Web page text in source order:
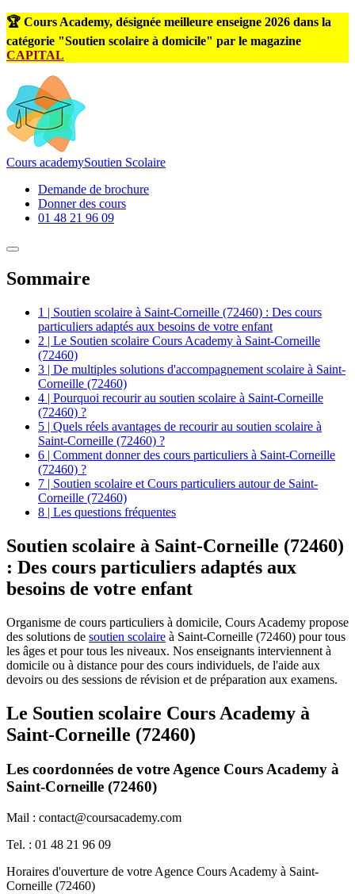
🏆 Cours Academy, désignée meilleure enseigne 2026 dans la
catégorie "Soutien scolaire à domicile" par le magazine
CAPITAL
Cours academySoutien Scolaire
Demande de brochure
Donner des cours
01 48 21 96 09
Sommaire
1 | Soutien scolaire à Saint-Corneille (72460) : Des cours
particuliers adaptés aux besoins de votre enfant
2 | Le Soutien scolaire Cours Academy à Saint-Corneille
(72460)
3 | De multiples solutions d'accompagnement scolaire à Saint-
Corneille (72460)
4 | Pourquoi recourir au soutien scolaire à Saint-Corneille
(72460) ?
5 | Quels réels avantages de recourir au soutien scolaire à
Saint-Corneille (72460) ?
6 | Comment donner des cours particuliers à Saint-Corneille
(72460) ?
7 | Soutien scolaire et Cours particuliers autour de Saint-
Corneille (72460)
8 | Les questions fréquentes
Soutien scolaire à Saint-Corneille (72460)
: Des cours particuliers adaptés aux
besoins de votre enfant
Organisme de cours particuliers à domicile, Cours Academy propose
des solutions de soutien scolaire à Saint-Corneille (72460) pour tous
les âges et pour tous les niveaux. Nos enseignants interviennent à
domicile ou à distance pour des cours individuels, de l'aide aux
devoirs ou des sessions de révision et de préparation aux examens.
Le Soutien scolaire Cours Academy à
Saint-Corneille (72460)
Les coordonnées de votre Agence Cours Academy à
Saint-Corneille (72460)
Mail : contact@coursacademy.com
Tel. : 01 48 21 96 09
Horaires d'ouverture de votre Agence Cours Academy à Saint-
Corneille (72460)